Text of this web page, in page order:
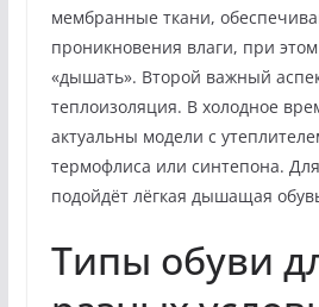
мембранные ткани,
проникновения влаги, при
«дышать». Второй важный
теплоизоляция. В холодное
актуальны модели с
термофлиса или синтепона.
подойдёт лёгкая дышащая
Типы обуви